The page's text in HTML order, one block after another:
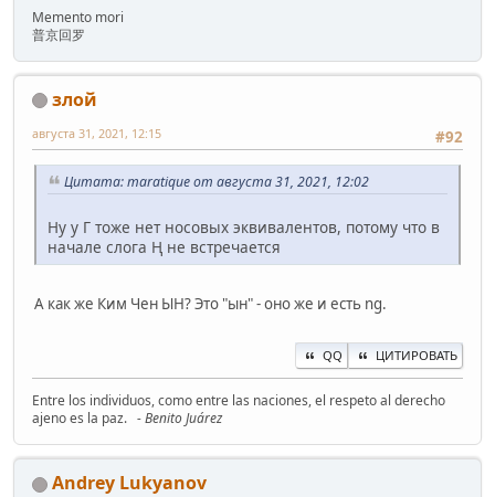
Memento mori
普京回罗
злой
#92
августа 31, 2021, 12:15
Цитата: maratique от августа 31, 2021, 12:02
Ну у Г тоже нет носовых эквивалентов, потому что в
начале слога Ң не встречается
А как же Ким Чен ЫН? Это "ын" - оно же и есть ng.
QQ ЦИТИРОВАТЬ
Entre los individuos, como entre las naciones, el respeto al derecho
ajeno es la paz. - Benito Juárez
Andrey Lukyanov